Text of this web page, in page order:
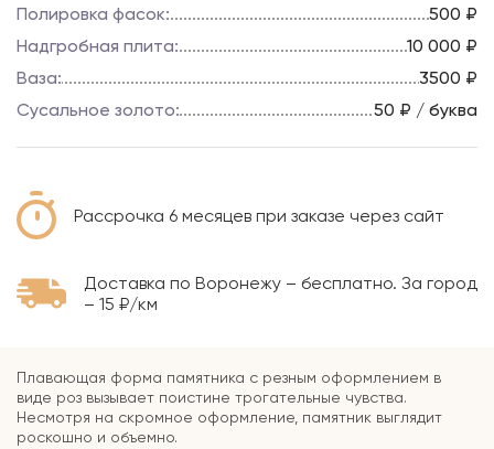
Полировка фасок:
500 ₽
Надгробная плита:
10 000 ₽
Ваза:
3500 ₽
Сусальное золото:
50 ₽ / буква
Рассрочка 6 месяцев при заказе через сайт
Доставка по Воронежу – бесплатно. За город
– 15 ₽/км
Плавающая форма памятника с резным оформлением в
виде роз вызывает поистине трогательные чувства.
Несмотря на скромное оформление, памятник выглядит
роскошно и объемно.